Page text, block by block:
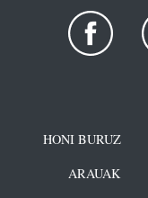
HONI BURUZ
ARAUAK